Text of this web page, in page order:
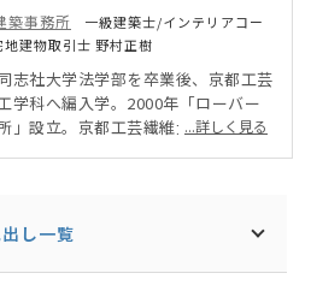
築事務所
一級建築士/インテリアコー
建物取引士 野村正樹
志社大学法学部を卒業後、京都工芸
学科へ編入学。2000年「ローバー
」設立。京都工芸繊維大学大学院建
から、大規模商業施設まで、幅広く
な設計を行う。京都の伝統的な建築
融合させる手法を特徴に、先人が育
...詳しく見る
し一覧